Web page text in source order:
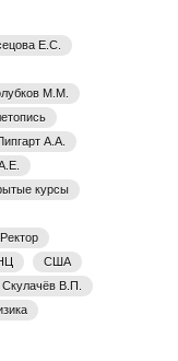
Е.С.
М.М.
А.А.
курсы
Ректор
США
Скулачёв В.П.